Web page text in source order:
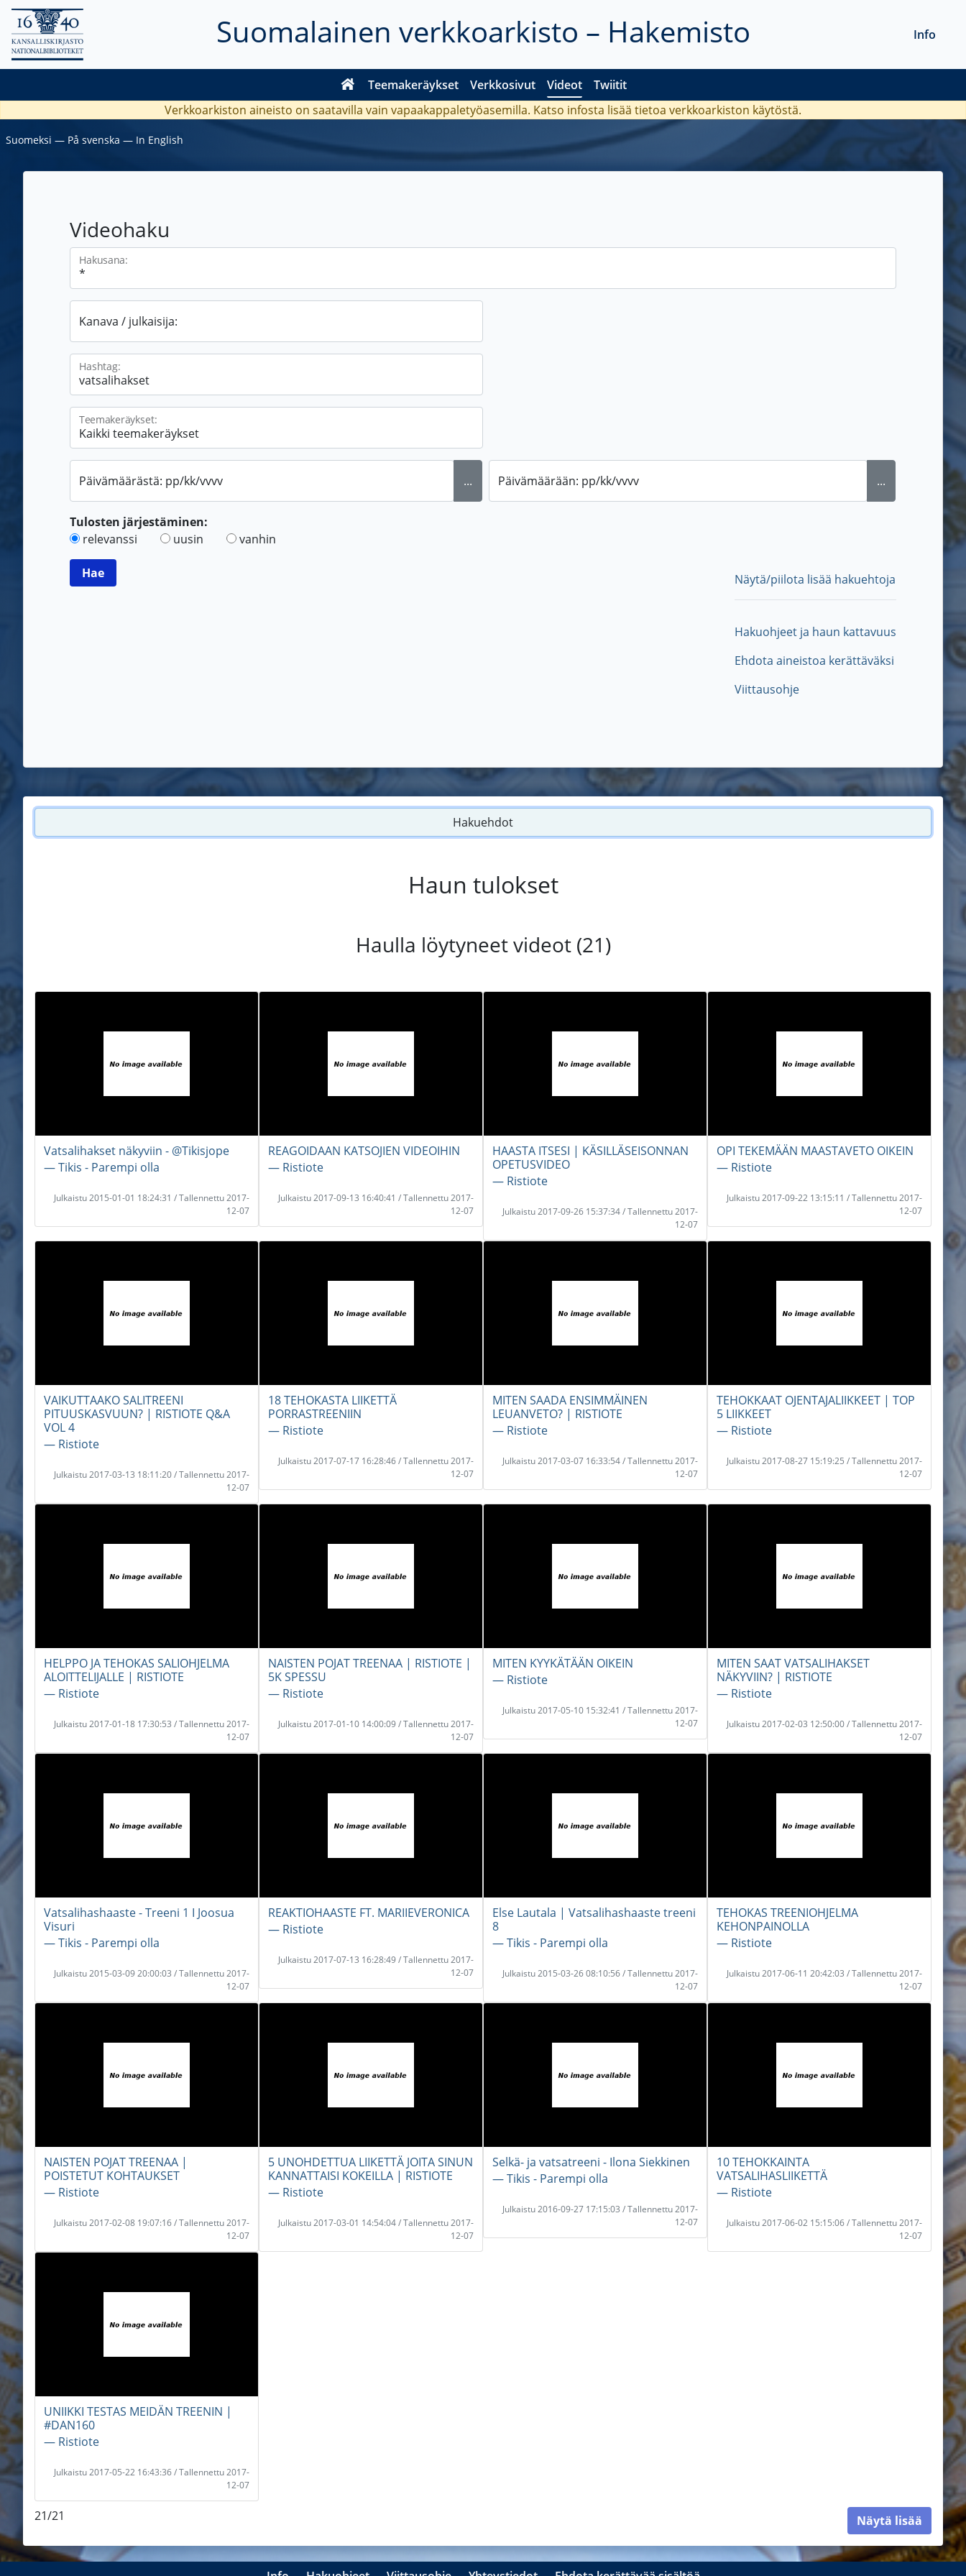
Suomalainen verkkoarkisto – Hakemisto
Teemakeräykset Verkkosivut Videot Twiitit
Info
Verkkoarkiston aineisto on saatavilla vain vapaakappaletyöasemilla. Katso infosta lisää tietoa verkkoarkiston käytöstä.
Suomeksi ― På svenska ― In English
Videohaku
Hakusana:
Kanava / julkaisija:
Hashtag:
Teemakeräykset:
Päivämäärästä: pp/kk/vvvv ... Päivämäärään: pp/kk/vvvv ...
Tulosten järjestäminen:
relevanssi
uusin vanhin
Näytä/piilota lisää hakuehtoja
Hakuohjeet ja haun kattavuus
Ehdota aineistoa kerättäväksi
Viittausohje
Hakuehdot
Haun tulokset
Haulla löytyneet videot (21)
Vatsalihakset näkyviin - @Tikisjope
― Tikis - Parempi olla
Julkaistu 2015-01-01 18:24:31 / Tallennettu 2017-
12-07
REAGOIDAAN KATSOJIEN VIDEOIHIN
― Ristiote
Julkaistu 2017-09-13 16:40:41 / Tallennettu 2017-
12-07
HAASTA ITSESI | KÄSILLÄSEISONNAN
OPETUSVIDEO
― Ristiote
Julkaistu 2017-09-26 15:37:34 / Tallennettu 2017-
12-07
OPI TEKEMÄÄN MAASTAVETO OIKEIN
― Ristiote
Julkaistu 2017-09-22 13:15:11 / Tallennettu 2017-
12-07
VAIKUTTAAKO SALITREENI
PITUUSKASVUUN? | RISTIOTE Q&A
VOL 4
― Ristiote
Julkaistu 2017-03-13 18:11:20 / Tallennettu 2017-
12-07
18 TEHOKASTA LIIKETTÄ
PORRASTREENIIN
― Ristiote
Julkaistu 2017-07-17 16:28:46 / Tallennettu 2017-
12-07
MITEN SAADA ENSIMMÄINEN
LEUANVETO? | RISTIOTE
― Ristiote
Julkaistu 2017-03-07 16:33:54 / Tallennettu 2017-
12-07
TEHOKKAAT OJENTAJALIIKKEET | TOP
5 LIIKKEET
― Ristiote
Julkaistu 2017-08-27 15:19:25 / Tallennettu 2017-
12-07
HELPPO JA TEHOKAS SALIOHJELMA
ALOITTELIJALLE | RISTIOTE
― Ristiote
Julkaistu 2017-01-18 17:30:53 / Tallennettu 2017-
12-07
NAISTEN POJAT TREENAA | RISTIOTE |
5K SPESSU
― Ristiote
Julkaistu 2017-01-10 14:00:09 / Tallennettu 2017-
12-07
MITEN KYYKÄTÄÄN OIKEIN
― Ristiote
Julkaistu 2017-05-10 15:32:41 / Tallennettu 2017-
12-07
MITEN SAAT VATSALIHAKSET
NÄKYVIIN? | RISTIOTE
― Ristiote
Julkaistu 2017-02-03 12:50:00 / Tallennettu 2017-
12-07
Vatsalihashaaste - Treeni 1 I Joosua
Visuri
― Tikis - Parempi olla
Julkaistu 2015-03-09 20:00:03 / Tallennettu 2017-
12-07
REAKTIOHAASTE FT. MARIIEVERONICA
― Ristiote
Julkaistu 2017-07-13 16:28:49 / Tallennettu 2017-
12-07
Else Lautala | Vatsalihashaaste treeni
8
― Tikis - Parempi olla
Julkaistu 2015-03-26 08:10:56 / Tallennettu 2017-
12-07
TEHOKAS TREENIOHJELMA
KEHONPAINOLLA
― Ristiote
Julkaistu 2017-06-11 20:42:03 / Tallennettu 2017-
12-07
NAISTEN POJAT TREENAA |
POISTETUT KOHTAUKSET
― Ristiote
Julkaistu 2017-02-08 19:07:16 / Tallennettu 2017-
12-07
5 UNOHDETTUA LIIKETTÄ JOITA SINUN
KANNATTAISI KOKEILLA | RISTIOTE
― Ristiote
Julkaistu 2017-03-01 14:54:04 / Tallennettu 2017-
12-07
Selkä- ja vatsatreeni - Ilona Siekkinen
― Tikis - Parempi olla
Julkaistu 2016-09-27 17:15:03 / Tallennettu 2017-
12-07
10 TEHOKKAINTA
VATSALIHASLIIKETTÄ
― Ristiote
Julkaistu 2017-06-02 15:15:06 / Tallennettu 2017-
12-07
UNIIKKI TESTAS MEIDÄN TREENIN |
#DAN160
― Ristiote
Julkaistu 2017-05-22 16:43:36 / Tallennettu 2017-
12-07
21/21 Näytä lisää